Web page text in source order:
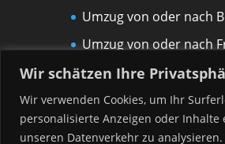
Wir schätzen Ihre
Wir verwenden Cookies, um Ihr
personalisierte Anzeigen oder Inhalte
unseren Datenverkehr zu analysieren.
Umzug von oder nach
Umzug von oder nach
am Main
Umzug von oder nach
Umzug von oder nach